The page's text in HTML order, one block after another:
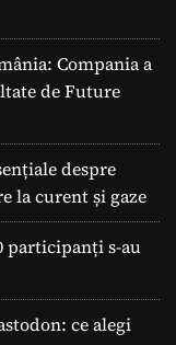
Compania a
de Future
despre
la curent și gaze
participanți s-au
ce alegi